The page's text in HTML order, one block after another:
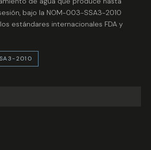
bajo la NOM-003-SSA3-2010
estándares internacionales FDA y
2010